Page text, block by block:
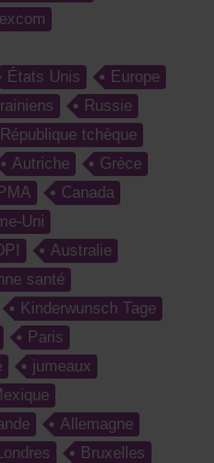
États Unis
Europe
Russie
République tchèque
Autriche
Grèce
PMA
Canada
Uni
Australie
santé
Kinderwunsch Tage
Paris
jumeaux
Allemagne
Londres
Bruxelles